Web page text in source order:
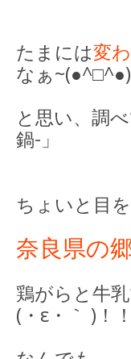
たまには変
なぁ
と思い、調
鍋-」
ちょいと目
奈良県の
鶏がらと牛
(・ε・｀ )！！